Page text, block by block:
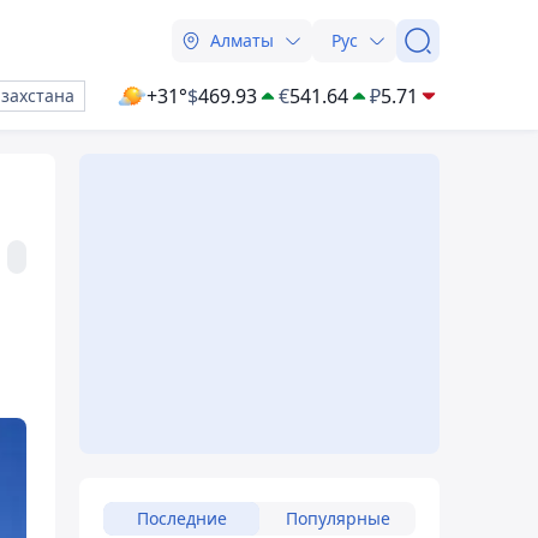
Алматы Рус
+31°$469.93 €541.64 ₽5.71
Последние Популярные